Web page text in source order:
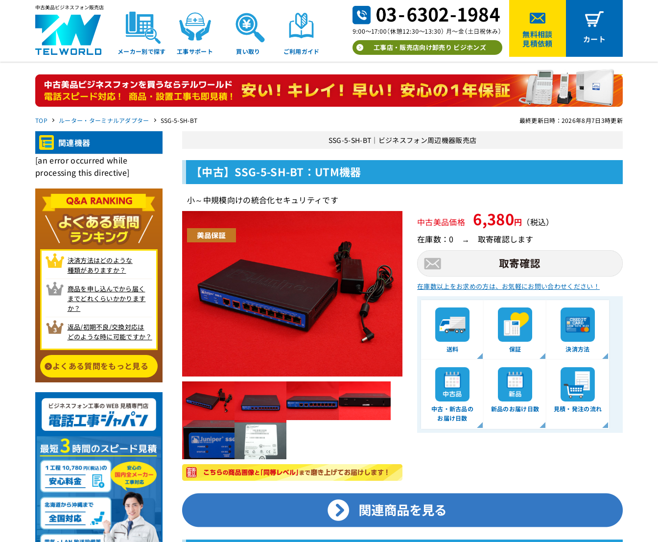
中古美品ビジネスフォン販売店
メーカー別で探す 工事サポート 買い取り ご利用ガイド 工事店・販売店向け卸売り ビジホンズ
無料相談
見積依頼
カート
最終更新日時：2026年8月7日3時更新
TOP ルーター・ターミナルアダプター SSG-5-SH-BT
SSG-5-SH-BT｜ビジネスフォン周辺機器販売店
【中古】SSG-5-SH-BT：UTM機器
小～中規模向けの統合化セキュリティです
中古美品価格 6,380円 （税込）
在庫数：0 → 取寄確認します
在庫数以上をお求めの方は、 お気軽にお問い合わせください！
送料 保証 決済方法
中古・新古品の
お届け日数
新品のお届け日数 見積・発注の流れ
関連機器
[an error occurred while
processing this directive]
決済方法はどのような
種類がありますか？
商品を申し込んでから届く
までどれくらいかかります
か？
返品/初期不良/交換対応は
どのような時に可能ですか？
よくある質問をもっと見る